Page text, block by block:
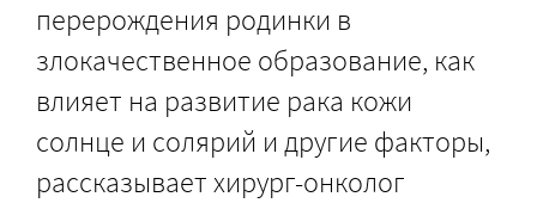
перерождения родинки в
злокачественное образование, как
влияет на развитие рака кожи
солнце и солярий и другие факторы,
рассказывает хирург-онколог